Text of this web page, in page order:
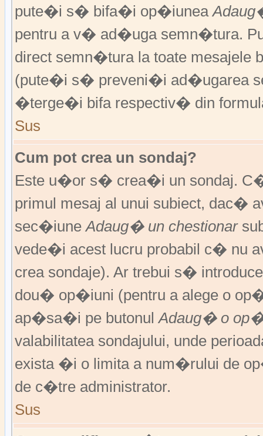
pute�i s� bifa�i op�iunea
pentru a v� ad�uga semn�tura.
direct semn�tura la toate mesajele
(pute�i s� preveni�i ad�ugarea
�terge�i bifa respectiv� din
Sus
Cum pot crea un sondaj?
Este u�or s� crea�i un sondaj.
primul mesaj al unui subiect, dac�
sec�iuneAdaug� un chestionar
vede�i acest lucru probabil c� nu
crea sondaje). Ar trebui s�
dou� op�iuni (pentru a alege o
ap�sa�i pe butonulAdaug� o
valabilitatea sondajului, unde
exista �i o limita a num�rului de
de c�tre administrator.
Sus